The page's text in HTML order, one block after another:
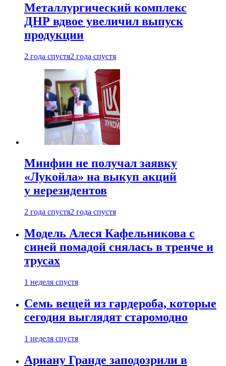
Металлургический комплекс
ДНР вдвое увеличил выпуск
продукции
2 года спустя2 года спустя
Минфин не получал заявку
«Лукойла» на выкуп акций
у нерезидентов
2 года спустя2 года спустя
Модель Алеся Кафельникова с
синей помадой снялась в тренче и
трусах
1 неделя спустя
Семь вещей из гардероба, которые
сегодня выглядят старомодно
1 неделя спустя
Ариану Гранде заподозрили в